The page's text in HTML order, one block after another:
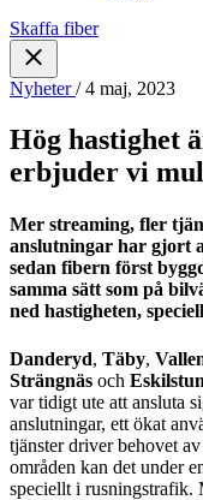
Skaffa fiber
Nyheter/ 4 maj, 2023
Hög hastighet
erbjuder vi
Mer streaming, fler
anslutningar har gjort
sedan fibern först
samma sätt som på
ned hastigheten,
Danderyd, Täby,
Strängnäs och
var tidigt ute att ansluta
anslutningar, ett ökat
tjänster driver behovet
områden kan det under
speciellt i rusningstrafik.